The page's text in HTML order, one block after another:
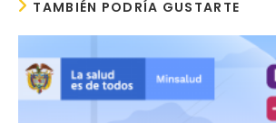
TAMBIÉN PODRÍA GUSTARTE